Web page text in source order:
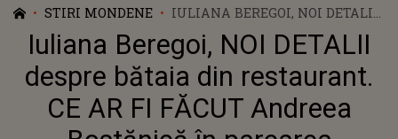
STIRI MONDENE
IULIANA BEREGOI, NOI DETALII
DESPRE BĂTAIA DIN
RESTAURANT. CE AR FI FĂCUT
ANDREEA BOSTĂNICĂ ÎN
PARCAREA LOCALULUI ÎNAINTE
DE SCANDAL ȘI CE GEST AR FI
Iuliana Beregoi, NOI DETALII
despre bătaia din restaurant.
CE AR FI FĂCUT Andreea